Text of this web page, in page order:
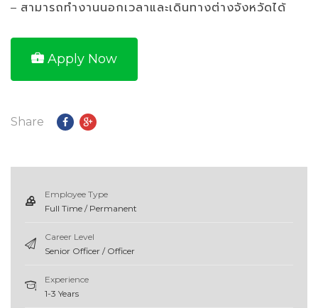
– สามารถทํางานนอกเวลาและเดินทางต่างจังหวัดได้
Apply Now
Share
Employee Type
Full Time / Permanent
Career Level
Senior Officer / Officer
Experience
1-3 Years